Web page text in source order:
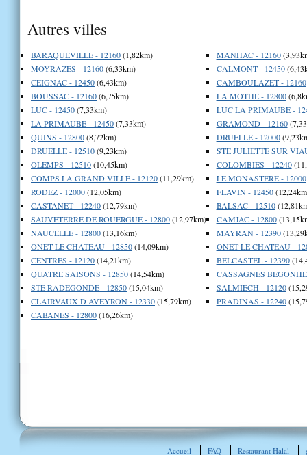
Autres villes
BARAQUEVILLE - 12160(1,82km)
MOYRAZES - 12160(6,33km)
CEIGNAC - 12450(6,43km)
BOUSSAC - 12160(6,75km)
LUC - 12450(7,33km)
LA PRIMAUBE - 12450(7,33km)
QUINS - 12800(8,72km)
DRUELLE - 12510(9,23km)
OLEMPS - 12510(10,45km)
COMPS LA GRAND VILLE - 12120(11,29km)
RODEZ - 12000(12,05km)
CASTANET - 12240(12,79km)
SAUVETERRE DE ROUERGUE - 12800(12,97km)
NAUCELLE - 12800(13,16km)
ONET LE CHATEAU - 12850(14,09km)
CENTRES - 12120(14,21km)
QUATRE SAISONS - 12850(14,54km)
STE RADEGONDE - 12850(15,04km)
CLAIRVAUX D AVEYRON - 12330(15,79km)
CABANES - 12800(16,26km)
MANHAC - 12160
CALMONT - 12450
CAMBOULAZET - 12160
LA MOTHE - 12800
LUC LA PRIMAUBE -
GRAMOND - 12160
DRUELLE - 12000
STE JULIETTE SUR
COLOMBIES - 12240
LE MONASTERE - 12000
FLAVIN - 12450
BALSAC - 12510
CAMJAC - 12800
MAYRAN - 12390
ONET LE CHATEAU -
BELCASTEL - 12390
CASSAGNES
SALMIECH - 12120
PRADINAS - 12240
Accueil FAQ Restaurant Halal